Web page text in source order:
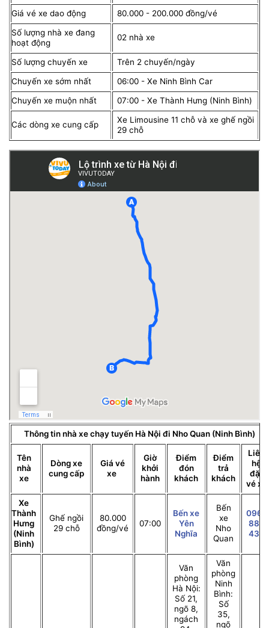
Giá vé xe dao động
80.000 - 200.000 đồng/vé
Số lượng nhà xe đang
hoạt động
02 nhà xe
Số lượng chuyến xe
Trên 2 chuyến/ngày
Chuyến xe sớm nhất
06:00 - Xe Ninh Bình Car
Chuyến xe muộn nhất
07:00 - Xe Thành Hưng (Ninh Bình)
Các dòng xe cung cấp
Xe Limousine 11 chỗ và xe ghế ngồi
29 chỗ
Thông tin nhà xe chạy tuyến Hà Nội đi Nho Quan (Ninh Bình)
Tên
nhà
xe
Dòng xe
cung cấp
Giá vé
xe
Giờ
khởi
hành
Điểm
đón
khách
Điểm
trả
khách
Liên
hệ
đặt
vé xe
Xe
Thành
Hưng
(Ninh
Bình)
Ghế ngồi
29 chỗ
80.000
đồng/vé
07:00
Bến xe
Yên
Nghĩa
Bến
xe
Nho
Quan
0962
888
432
Văn
phòng
Hà Nội:
Số 21,
ngõ 8,
ngách
Văn
phòng
Ninh
Bình:
Số
35,
ngõ